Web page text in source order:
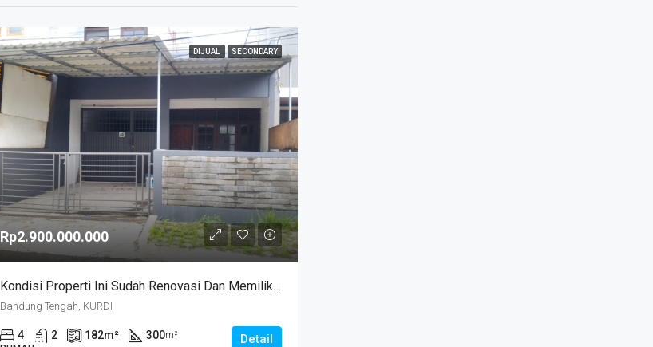
DIJUAL SECONDARY
Rp2.900.000.000
Kondisi Properti Ini Sudah Renovasi Dan Memiliki Desain Scandinavian Yang Menambah Daya Tarik Dan Estetika Properti Ini. Rumah Ini Berada Di Area Perumahan/komplek. Kurdi Timur
Bandung Tengah, KURDI
4 2 182m² 300m²
Detail